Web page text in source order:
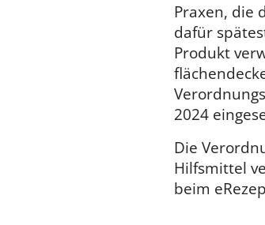
Praxen, die
dafür
Produkt
2024
Die
Hilfsmittel
beim